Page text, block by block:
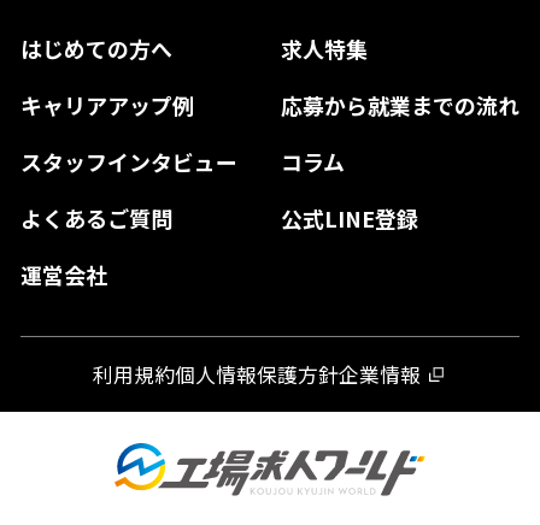
はじめての方へ
求人特集
キャリアアップ例
応募から就業までの流れ
スタッフインタビュー
コラム
よくあるご質問
公式LINE登録
運営会社
奈良県
和歌山県
島根県
山口県
徳島県
熊本県
宮崎県
利用規約個人情報保護方針企業情報